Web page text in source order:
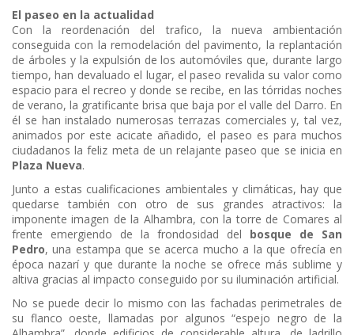
El paseo en la actualidad
Con la reordenación del trafico, la nueva ambientación
conseguida con la remodelación del pavimento, la replantación
de árboles y la expulsión de los automóviles que, durante largo
tiempo, han devaluado el lugar, el paseo revalida su valor como
espacio para el recreo y donde se recibe, en las tórridas noches
de verano, la gratificante brisa que baja por el valle del Darro. En
él se han instalado numerosas terrazas comerciales y, tal vez,
animados por este acicate añadido, el paseo es para muchos
ciudadanos la feliz meta de un relajante paseo que se inicia en
Plaza Nueva.
Junto a estas cualificaciones ambientales y climáticas, hay que
quedarse también con otro de sus grandes atractivos: la
imponente imagen de la Alhambra, con la torre de Comares al
frente emergiendo de la frondosidad del bosque de San
Pedro, una estampa que se acerca mucho a la que ofrecía en
época nazarí y que durante la noche se ofrece más sublime y
altiva gracias al impacto conseguido por su iluminación artificial.
No se puede decir lo mismo con las fachadas perimetrales de
su flanco oeste, llamadas por algunos “espejo negro de la